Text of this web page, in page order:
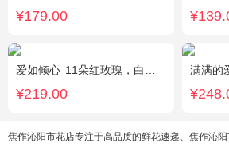
¥179.00
爱如倾心 11朵红玫瑰，白色满天星间插，一条灯带，一对小熊、黄莺或尤加利叶搭配
¥219.00
满满的
焦作沁阳市花店专注于高品质的鲜花速递、焦作沁